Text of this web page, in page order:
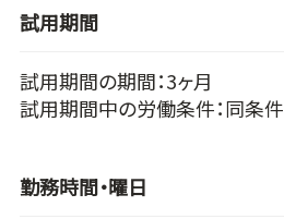
試用期間
試用期間の期間：3ヶ月
試用期間中の労働条件：同条件
勤務時間・曜日